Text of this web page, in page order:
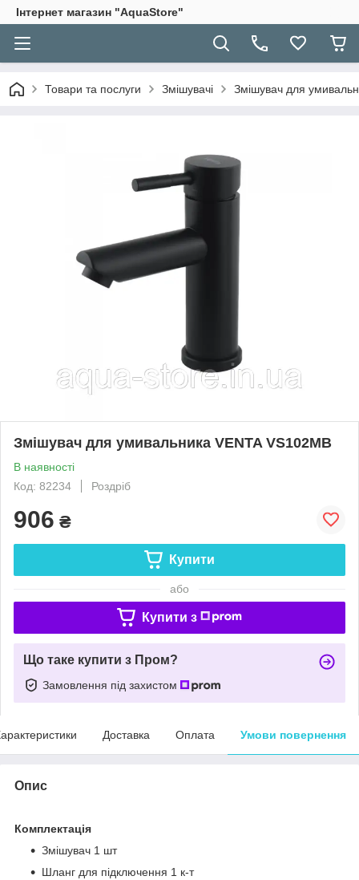
Інтернет магазин "AquaStore"
Товари та послуги Змішувачі Змішувач для
Змішувач для умивальника VENTA VS102MB
В наявності
Код: 82234
Роздріб
906 ₴
Купити
або
Купити з
Що таке купити з Пром?
Замовлення під захистом
Доставка Оплата Умови повернення
Опис
Комплектація
Змішувач 1 шт
Шланг для підключення 1 к-т